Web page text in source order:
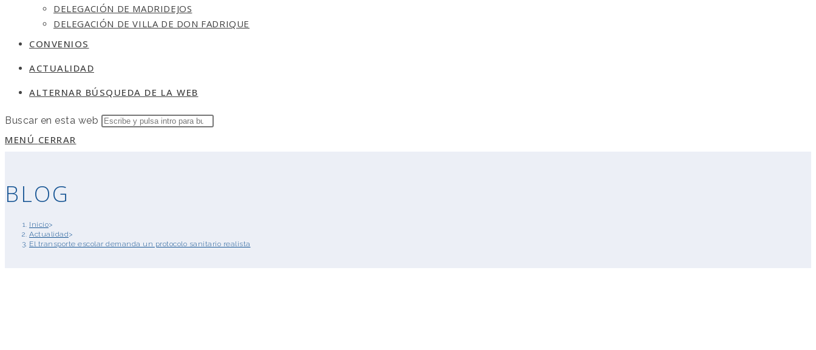
DELEGACIÓN DE MADRIDEJOS
DELEGACIÓN DE VILLA DE DON FADRIQUE
CONVENIOS
ACTUALIDAD
ALTERNAR BÚSQUEDA DE LA WEB
Buscar en esta web
MENÚ CERRAR
BLOG
Inicio>
Actualidad>
El transporte escolar demanda un protocolo sanitario realista